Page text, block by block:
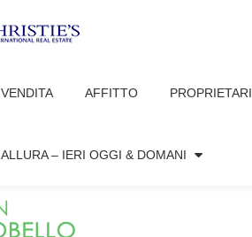
VENDITA AFFITTO PROPRIETARI
– IERI OGGI & DOMANI